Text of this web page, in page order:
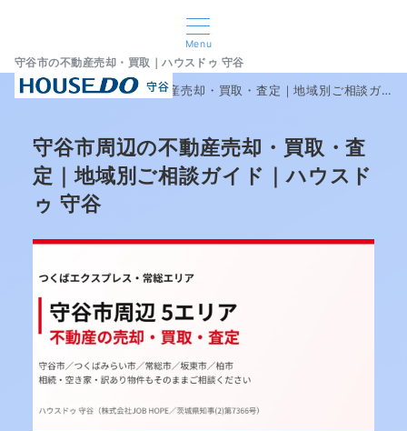
Menu
守谷市の不動産売却・買取｜ハウスドゥ 守谷
home 守谷市周辺の不動産売却・買取・査定｜地域別ご相談ガイド｜ハウスドゥ 守谷
守谷市周辺の不動産売却・買取・査
定｜地域別ご相談ガイド｜ハウスド
ゥ 守谷